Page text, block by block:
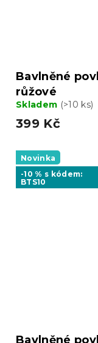
Bavlněné
růžové
Skladem (>10 ks)
399 Kč
Novinka
-10 % s kódem:
BTS10
Bavlněné